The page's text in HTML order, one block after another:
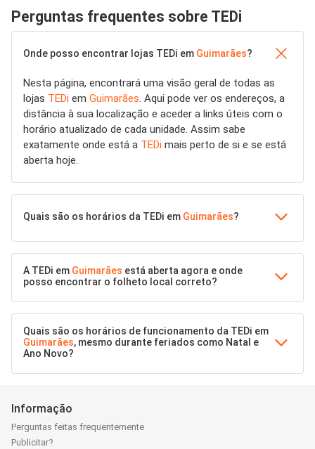
Perguntas frequentes sobre TEDi
Onde posso encontrar lojas TEDi em Guimarães?
Nesta página, encontrará uma visão geral de todas as
lojas TEDi em Guimarães. Aqui pode ver os endereços, a
distância à sua localização e aceder a links úteis com o
horário atualizado de cada unidade. Assim sabe
exatamente onde está a TEDi mais perto de si e se está
aberta hoje.
Quais são os horários da TEDi em Guimarães?
A TEDi em Guimarães está aberta agora e onde
posso encontrar o folheto local correto?
Quais são os horários de funcionamento da TEDi em
Guimarães, mesmo durante feriados como Natal e
Ano Novo?
Informação
Perguntas feitas frequentemente
Publicitar?